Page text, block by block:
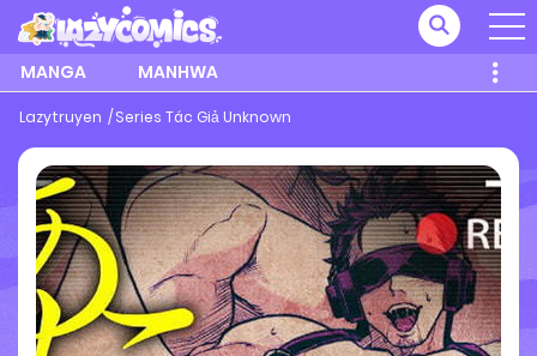
MANGA MANHWA
Lazytruyen Series Tác Giả Unknown